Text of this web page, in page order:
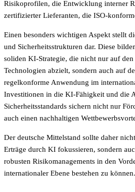
Risikoprofilen, die Entwicklung interner
zertifizierter Lieferanten, die ISO-
Einen besonders wichtigen Aspekt stellt
und Sicherheitsstrukturen dar. Diese
soliden KI-Strategie, die nicht nur auf
Technologien abzielt, sondern auch auf
regelkonforme Anwendung im
Investitionen in die KI-Fähigkeit und die
Sicherheitsstandards sichern nicht nur
auch einen nachhaltigen
Der deutsche Mittelstand sollte daher
Erträge durch KI fokussieren, sondern
robusten Risikomanagements in den
internationaler Ebene bestehen zu können.